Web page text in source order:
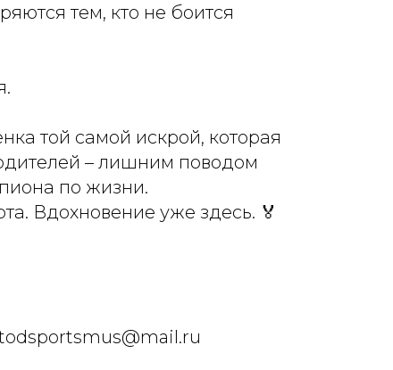
тем, кто не боится
той самой искрой, которая
– лишним поводом
по жизни.
Вдохновение уже здесь. 🏅